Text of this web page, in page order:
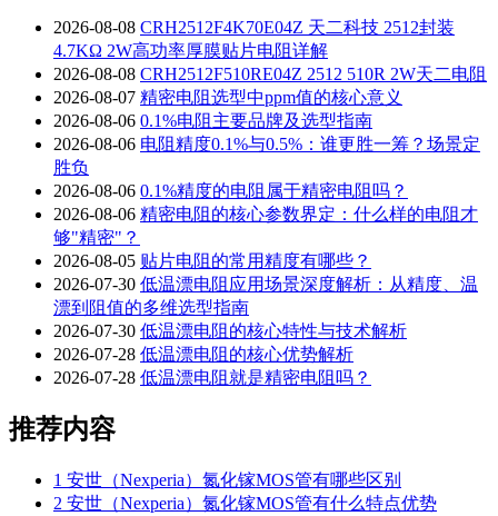
2026-08-08 CRH2512F4K70E04Z 天二科技 2512封装
4.7KΩ 2W高功率厚膜贴片电阻详解
2026-08-08 CRH2512F510RE04Z 2512 510R 2W天二电阻
2026-08-07 精密电阻选型中ppm值的核心意义
2026-08-06 0.1%电阻主要品牌及选型指南
2026-08-06 电阻精度0.1%与0.5%：谁更胜一筹？场景定
胜负
2026-08-06 0.1%精度的电阻属于精密电阻吗？
2026-08-06 精密电阻的核心参数界定：什么样的电阻才
够"精密"？
2026-08-05 贴片电阻的常用精度有哪些？
2026-07-30 低温漂电阻应用场景深度解析：从精度、温
漂到阻值的多维选型指南
2026-07-30 低温漂电阻的核心特性与技术解析
2026-07-28 低温漂电阻的核心优势解析
2026-07-28 低温漂电阻就是精密电阻吗？
推荐内容
1 安世（Nexperia）氮化镓MOS管有哪些区别
2 安世（Nexperia）氮化镓MOS管有什么特点优势